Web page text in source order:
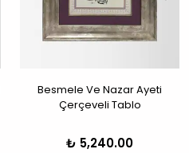
Besmele Ve Nazar Ayeti
Çerçeveli Tablo
₺ 5,240.00